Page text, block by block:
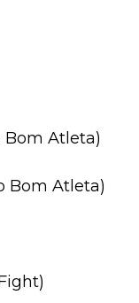
Bom Atleta)
Bom Atleta)